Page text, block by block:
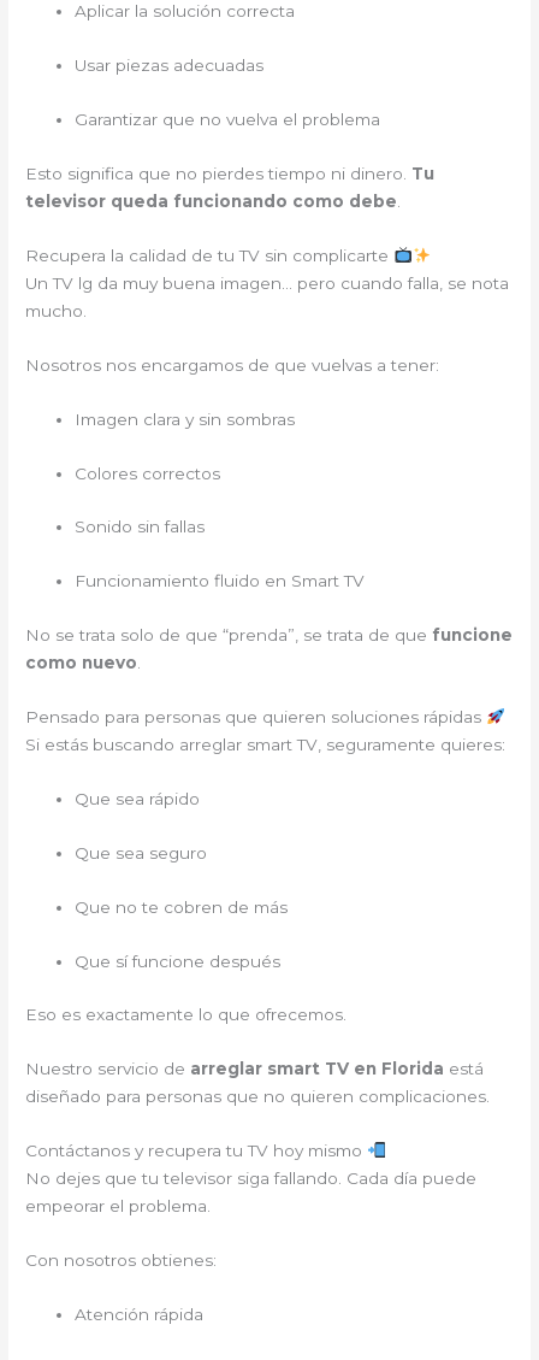
Aplicar la solución correcta
Usar piezas adecuadas
Garantizar que no vuelva el problema
Esto significa que no pierdes tiempo ni dinero. Tu
televisor queda funcionando como debe
Recupera la calidad de tu TV sin complicarte
Un TV lg da muy buena imagen… pero cuando falla, se nota
mucho.
Nosotros nos encargamos de que vuelvas a tener:
Imagen clara y sin sombras
Colores correctos
Sonido sin fallas
Funcionamiento fluido en Smart TV
No se trata solo de que “prenda”, se trata de que funcione
como nuevo
Pensado para personas que quieren soluciones rápidas
Si estás buscando arreglar smart TV, seguramente quieres:
Que sea rápido
Que sea seguro
Que no te cobren de más
Que sí funcione después
Eso es exactamente lo que ofrecemos.
Nuestro servicio de arreglar smart TV en Florida está
diseñado para personas que no quieren complicaciones.
Contáctanos y recupera tu TV hoy mismo
No dejes que tu televisor siga fallando. Cada día puede
empeorar el problema.
Con nosotros obtienes:
Atención rápida